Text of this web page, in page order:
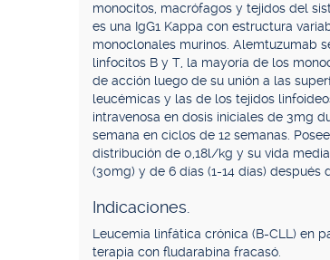
monocitos, macrófagos y tejidos del
es una IgG1 Kappa con estructura
monoclonales murinos. Alemtuzumab
linfocitos B y T, la mayoría de los
de acción luego de su unión a las
leucémicas y las de los tejidos
intravenosa en dosis iniciales de 3mg
semana en ciclos de 12 semanas.
distribución de 0,18l/kg y su vida
(30mg) y de 6 días (1-14 días) después
Indicaciones.
Leucemia linfática crónica (B-CLL) en
terapia con fludarabina fracasó.